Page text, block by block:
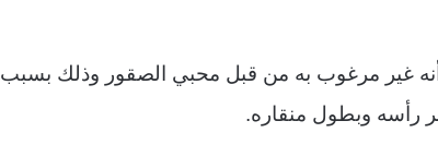
أنه غير مرغوب به من قبل محبي الصقور وذلك بسبب
رأسه وبطول منقاره.